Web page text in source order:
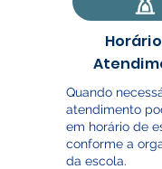
Quando
atendimento
em horário de
conforme a
da escola.